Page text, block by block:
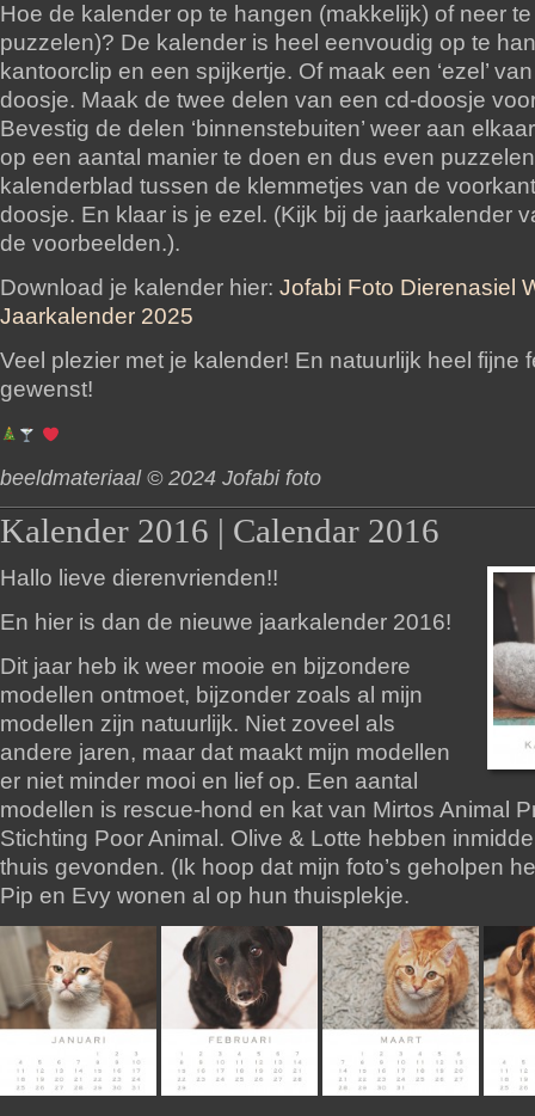
Hoe de kalender op te hangen (makkelijk) of neer
puzzelen)? De kalender is heel eenvoudig op te
kantoorclip en een spijkertje. Of maak een ‘ezel’
doosje. Maak de twee delen van een cd-doosje
Bevestig de delen ‘binnenstebuiten’ weer aan
op een aantal manier te doen en dus even
kalenderblad tussen de klemmetjes van de
doosje. En klaar is je ezel. (Kijk bij de jaarkalender
de voorbeelden.).
Download je kalender hier: Jofabi Foto Dierenasiel
Jaarkalender 2025
Veel plezier met je kalender! En natuurlijk heel fijne
gewenst!
beeldmateriaal © 2024 Jofabi foto
Kalender 2016 | Calendar 2016
Hallo lieve dierenvrienden!!
En hier is dan de nieuwe jaarkalender 2016!
Dit jaar heb ik weer mooie en bijzondere
modellen ontmoet, bijzonder zoals al mijn
modellen zijn natuurlijk. Niet zoveel als
andere jaren, maar dat maakt mijn modellen
er niet minder mooi en lief op. Een aantal
modellen is rescue-hond en kat van Mirtos Animal
Stichting Poor Animal. Olive & Lotte hebben
thuis gevonden. (Ik hoop dat mijn foto’s geholpen
Pip en Evy wonen al op hun thuisplekje.